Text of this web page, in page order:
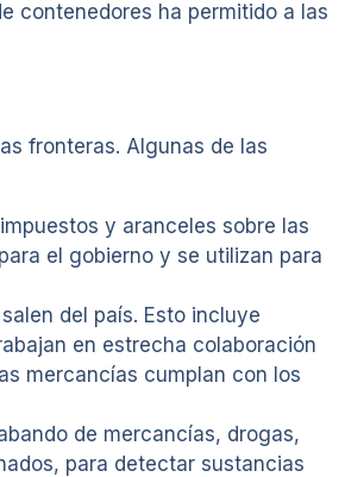
contenedores ha permitido a las
fronteras. Algunas de las
y aranceles sobre las
el gobierno y se utilizan para
del país. Esto incluye
en estrecha colaboración
mercancías cumplan con los
de mercancías, drogas,
para detectar sustancias